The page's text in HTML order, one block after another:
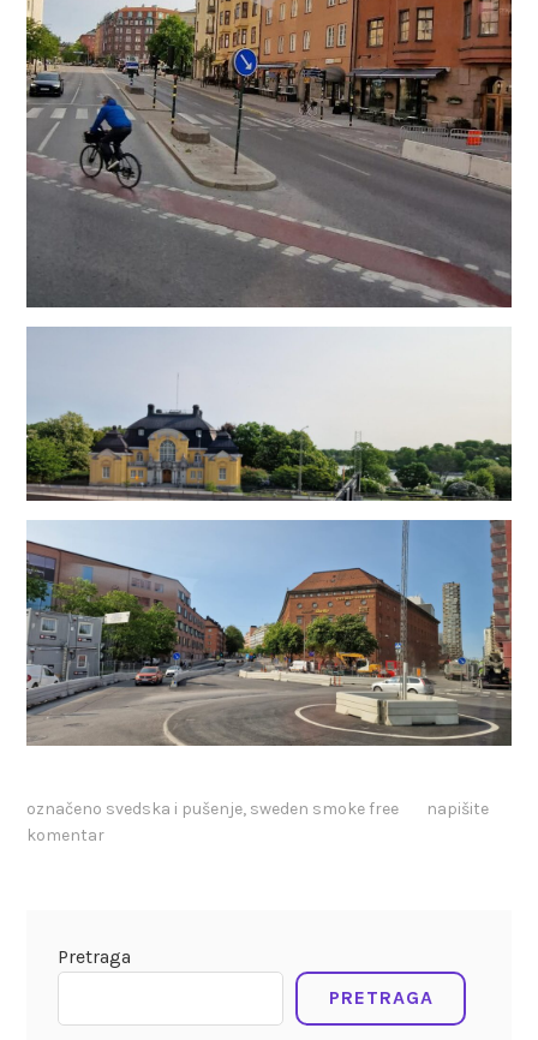
označeno svedska i pušenje, sweden smoke free
napišite
komentar
Pretraga
PRETRAGA